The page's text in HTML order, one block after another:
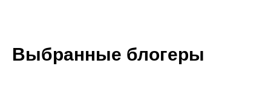
Выбранные блогеры